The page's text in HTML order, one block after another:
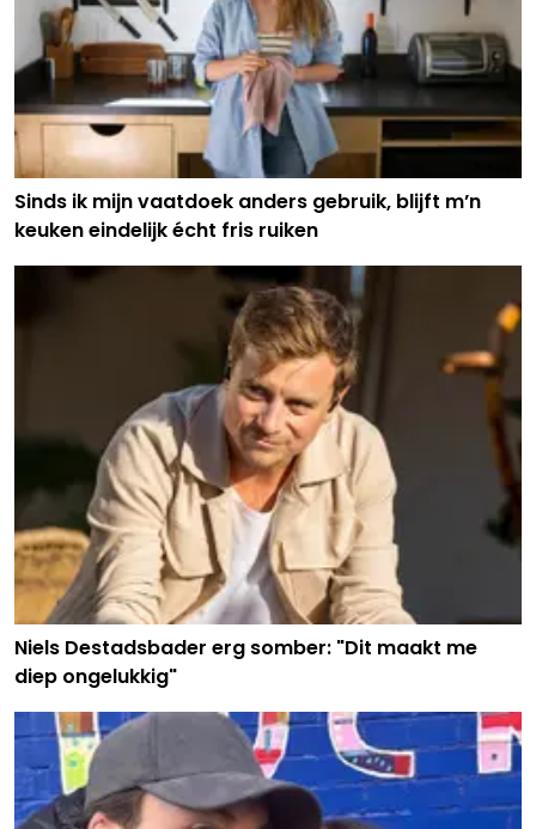
Sinds ik mijn vaatdoek anders gebruik, blijft m’n
keuken eindelijk écht fris ruiken
Niels Destadsbader erg somber: "Dit maakt me
diep ongelukkig"